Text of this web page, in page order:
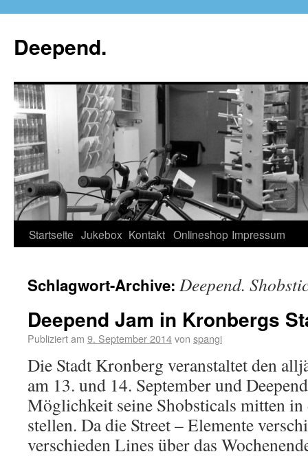
Deepend.
Startseite Jukebox Kontakt Onlineshop Impressum
Schlagwort-Archive: Deepend.
Deepend Jam in Kronbergs
Publiziert am 9. September 2014von spangi
Die Stadt Kronberg veranstaltet den
am 13. und 14. September und
Möglichkeit seine Shobsticals mitten
stellen. Da die Street – Elemente
verschieden Lines über das